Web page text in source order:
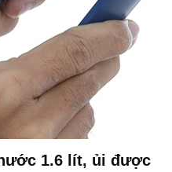
1.6 lít, ủi được